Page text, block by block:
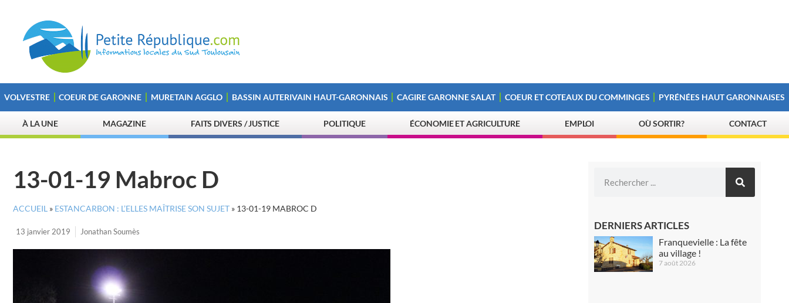
VOLVESTRE COEUR DE GARONNE MURETAIN AGGLO BASSIN AUTERIVAIN HAUT-GARONNAIS CAGIRE GARONNE SALAT COEUR ET COTEAUX DU COMMINGES PYRÉNÉES HAUT GARONNAISES
À LA UNE MAGAZINE FAITS DIVERS / JUSTICE POLITIQUE ÉCONOMIE ET AGRICULTURE EMPLOI OÙ SORTIR? CONTACT
13-01-19 Mabroc D
ACCUEIL » ESTANCARBON : L’ELLES MAÎTRISE SON SUJET » 13-01-19 MABROC D
13 janvier 2019 Jonathan Soumès DERNIERS ARTICLES
Franquevielle : La fête
au village !
7 août 2026